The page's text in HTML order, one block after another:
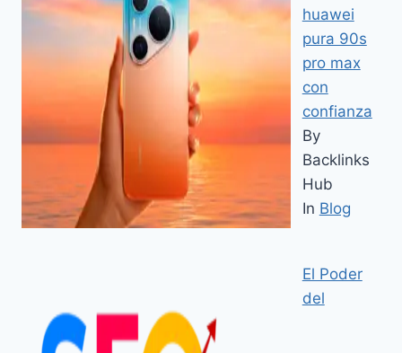
huawei
pura 90s
pro max
con
confianza
By
Backlinks
Hub
In Blog
El Poder
del